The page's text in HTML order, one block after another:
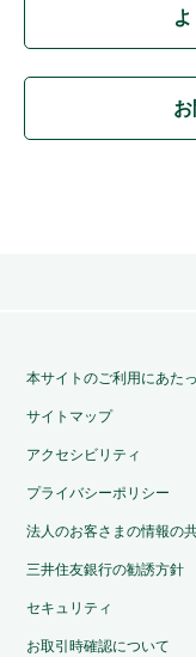
本サイトのご利用にあた
サイトマップ
アクセシビリティ
プライバシーポリシー
法人のお客さまの情報の
三井住友銀行の勧誘方針
セキュリティ
お取引時確認について